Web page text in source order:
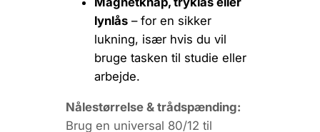
lynlås– for en sikker
lukning, især hvis du vil
bruge tasken til studie eller
arbejde.
Nålestørrelse & trådspænding:
Brug en universal 80/12 til